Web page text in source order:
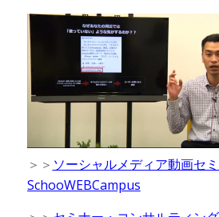
＞＞ ソーシャルメディア動画セ
SchooWEBCampus